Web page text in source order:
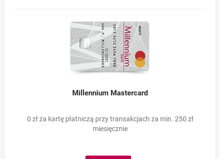
Millennium Mastercard
0 zł za kartę płatniczą przy transakcjach za min. 250 zł
miesięcznie